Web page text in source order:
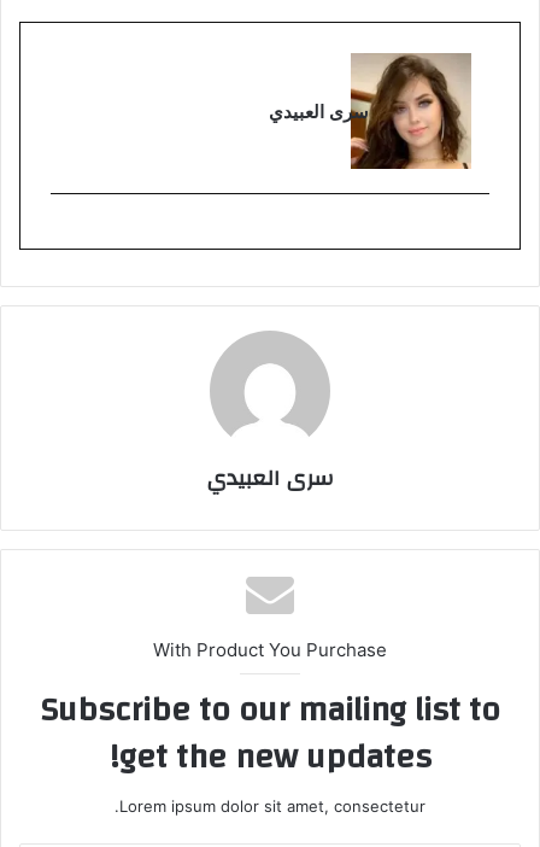
سرى العبيدي
سرى العبيدي
With Product You Purchase
Subscribe to our mailing list to
get the new updates!
Lorem ipsum dolor sit amet, consectetur.